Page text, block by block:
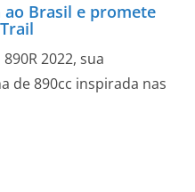
ao Brasil e promete
2022, sua
de 890cc inspirada nas